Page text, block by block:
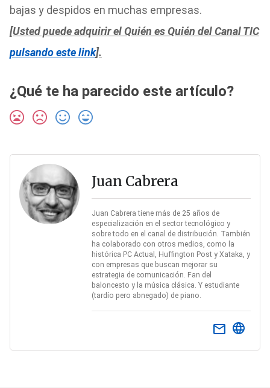
bajas y despidos en muchas empresas.
[Usted puede adquirir el Quién es Quién del Canal TIC
pulsando este link].
¿Qué te ha parecido este artículo?
Juan Cabrera
Juan Cabrera tiene más de 25 años de
especialización en el sector tecnológico y
sobre todo en el canal de distribución. También
ha colaborado con otros medios, como la
histórica PC Actual, Huffington Post y Xataka, y
con empresas que buscan mejorar su
estrategia de comunicación. Fan del
baloncesto y la música clásica. Y estudiante
(tardío pero abnegado) de piano.
email